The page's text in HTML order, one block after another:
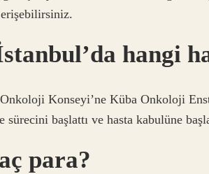
erişebilirsiniz.
hangi
Konseyi’ne Küba Onkoloji
başlattı ve hasta kabulüne
para?